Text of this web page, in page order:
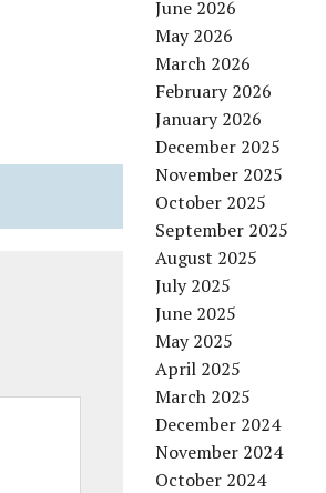
June 2026
May 2026
March 2026
February 2026
January 2026
December 2025
November 2025
October 2025
September 2025
August 2025
July 2025
June 2025
May 2025
April 2025
March 2025
December 2024
November 2024
October 2024